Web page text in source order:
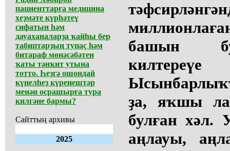
пациенттарға медицина
хеҙмәте күрһәтеү
сифатын һәм
дауаханаларҙа ҡайһы бер
табиптарҙың тупаҫ һәм
битараф мөнәсәбәтен
ҡаты тәнҡит утына
тотто. Һеҙгә ошондай
күңелһеҙ күренештәр
менән осрашырға тура
килгәне бармы?
Сайттың архивы
2025
башын
ҙа, яҡшы
булған хәл.
аңлауы,